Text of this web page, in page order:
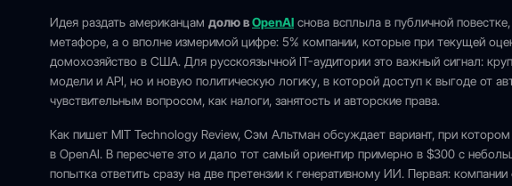
Идея раздать американцам долю вOpenAI снова всплыла в публичной
метафоре, а о вполне измеримой цифре: 5% компании, которые при текущей
домохозяйство в США. Для русскоязычной IT-аудитории это важный сигнал:
модели и API, но и новую политическую логику, в которой доступ к выгоде от
чувствительным вопросом, как налоги, занятость и авторские права.
Как пишет MIT Technology Review, Сэм Альтман обсуждает вариант, при
в OpenAI. В пересчете это и дало тот самый ориентир примерно в $300 с
попытка ответить сразу на две претензии к генеративному ИИ. Первая: